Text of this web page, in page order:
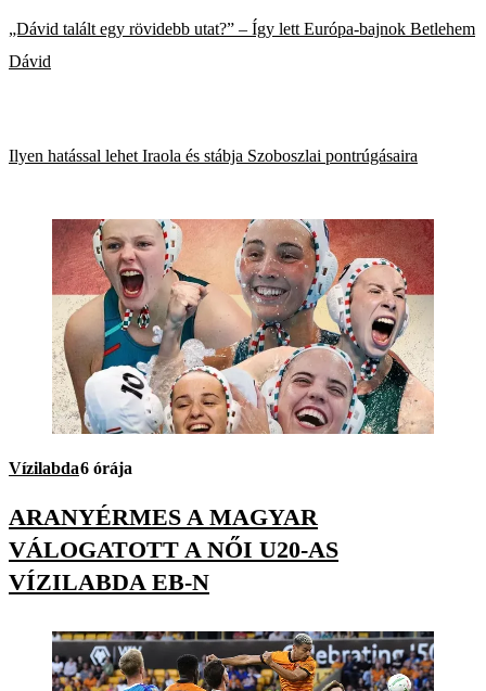
„Dávid talált egy rövidebb utat?” – Így lett Európa-bajnok Betlehem
Dávid
Ilyen hatással lehet Iraola és stábja Szoboszlai pontrúgásaira
Vízilabda6 órája
ARANYÉRMES A MAGYAR
VÁLOGATOTT A NŐI U20-AS
VÍZILABDA EB-N